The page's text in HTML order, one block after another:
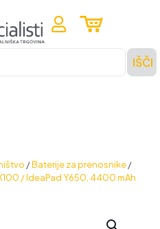
IŠČI
/Baterije za prenosnike /
/ IdeaPad Y650, 4400 mAh